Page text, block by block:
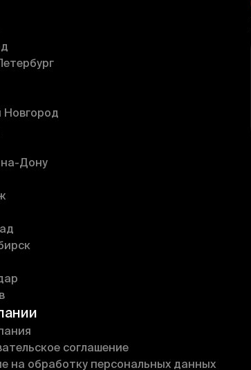
Дону
соглашение
на обработку персональных данных